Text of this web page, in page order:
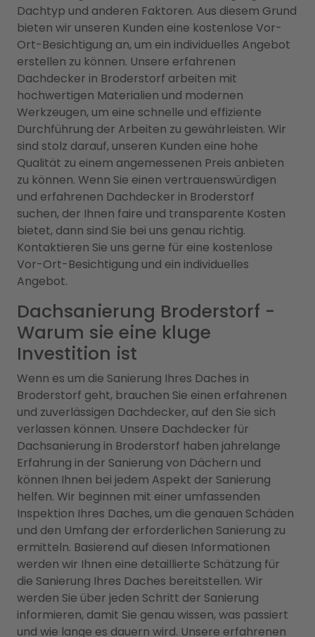
Dachtyp und anderen Faktoren. Aus diesem Grund
bieten wir unseren Kunden eine kostenlose Vor-
Ort-Besichtigung an, um ein individuelles Angebot
erstellen zu können. Unsere erfahrenen
Dachdecker in Broderstorf arbeiten mit
hochwertigen Materialien und modernen
Werkzeugen, um eine schnelle und effiziente
Durchführung der Arbeiten zu gewährleisten. Wir
sind stolz darauf, unseren Kunden eine hohe
Qualität zu einem angemessenen Preis anbieten
zu können. Wenn Sie einen vertrauenswürdigen
und erfahrenen Dachdecker in Broderstorf
suchen, der Ihnen faire und transparente Kosten
bietet, dann sind Sie bei uns genau richtig.
Kontaktieren Sie uns gerne für eine kostenlose
Vor-Ort-Besichtigung und ein individuelles
Angebot.
Dachsanierung Broderstorf -
Warum sie eine kluge
Investition ist
Wenn es um die Sanierung Ihres Daches in
Broderstorf geht, brauchen Sie einen erfahrenen
und zuverlässigen Dachdecker, auf den Sie sich
verlassen können. Unsere Dachdecker für
Dachsanierung in Broderstorf haben jahrelange
Erfahrung in der Sanierung von Dächern und
können Ihnen bei jedem Aspekt der Sanierung
helfen. Wir beginnen mit einer umfassenden
Inspektion Ihres Daches, um die genauen Schäden
und den Umfang der erforderlichen Sanierung zu
ermitteln. Basierend auf diesen Informationen
werden wir Ihnen eine detaillierte Schätzung für
die Sanierung Ihres Daches bereitstellen. Wir
werden Sie über jeden Schritt der Sanierung
informieren, damit Sie genau wissen, was passiert
und wie lange es dauern wird. Unsere erfahrenen